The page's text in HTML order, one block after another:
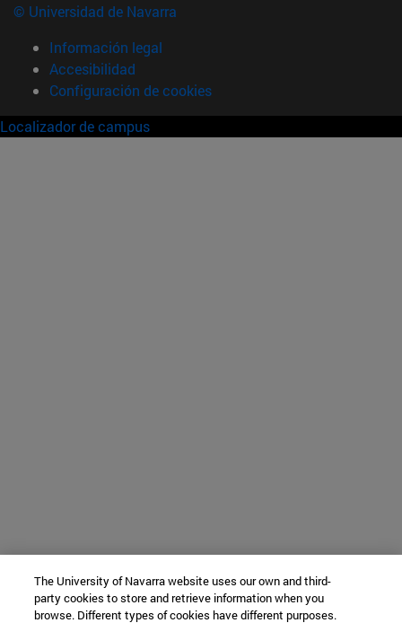
© Universidad de Navarra
Información legal
Accesibilidad
Configuración de cookies
Localizador de campus
The University of Navarra website uses our own and third-
party cookies to store and retrieve information when you
browse. Different types of cookies have different purposes.